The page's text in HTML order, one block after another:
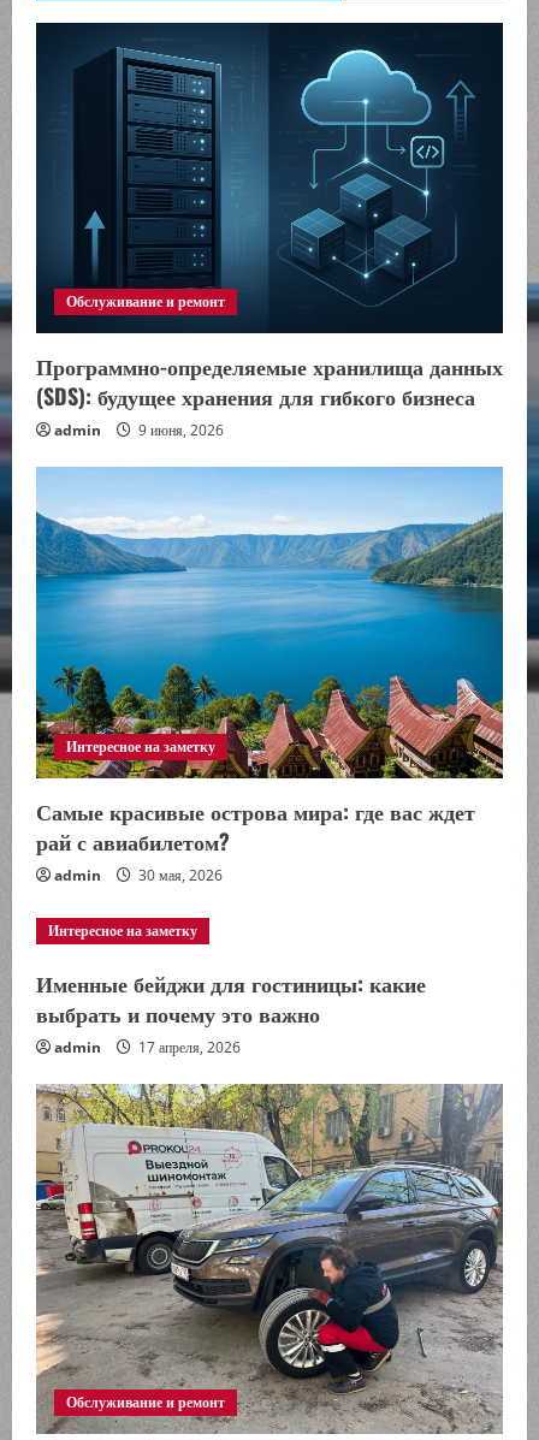
Обслуживание и ремонт
Программно-определяемые хранилища данных
(SDS): будущее хранения для гибкого бизнеса
admin 9 июня, 2026
Интересное на заметку
Самые красивые острова мира: где вас ждет
рай с авиабилетом?
admin 30 мая, 2026
Интересное на заметку
Именные бейджи для гостиницы: какие
выбрать и почему это важно
admin 17 апреля, 2026
Обслуживание и ремонт